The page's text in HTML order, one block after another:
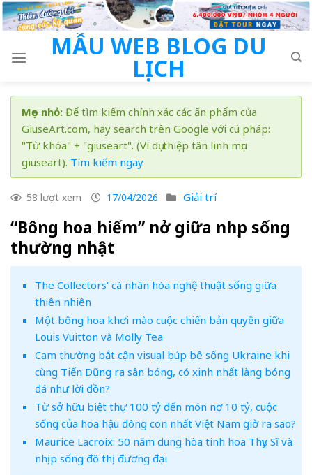
Skip
to
MẪU WEB BLOG DU
LỊCH
Mẹo nhỏ: Để tìm kiếm chính xác các ấn phẩm của
GiuseArt.com, hãy search trên Google với cú pháp:
"Từ khóa" + "giuseart". (Ví dụ: thiệp tân linh mục
giuseart). Tìm kiếm ngay
58 lượt xem 17/04/2026 Giải trí
“Bông hoa hiếm” nở giữa nhịp sống
thường nhật
The Collectors’ cá nhân hóa nghệ thuật sống giữa
thiên nhiên
Một bông hoa khơi mào cuộc chiến bản quyền giữa
Louis Vuitton và Molly Tea
Cam thường bắt cận visual búp bê sống Ukraine khi
cùng Tiến Dũng ra sân bóng, có xinh nhất làng bóng
đá như lời đồn?
Từ sở hữu biệt thự 100 tỷ đến món nợ 10 tỷ, cuộc
sống của hoa hậu đông con nhất Việt Nam giờ ra sao?
Maurice Lacroix: 50 năm dung hòa tinh hoa Thụy Sĩ và
nhịp sống đô thị đương đại